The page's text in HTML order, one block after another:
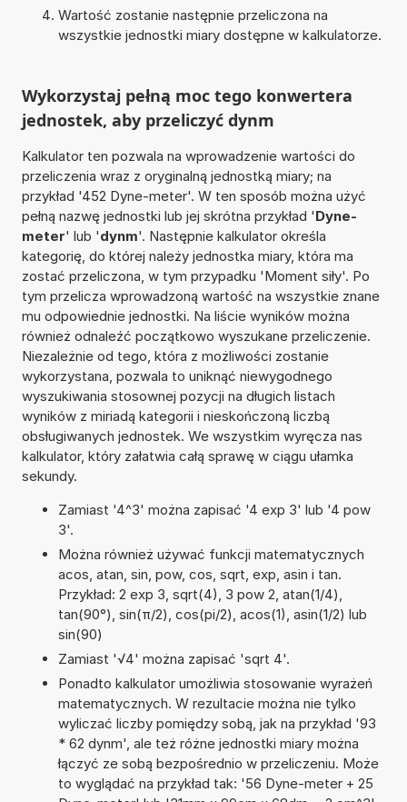
Wartość zostanie następnie przeliczona na
wszystkie jednostki miary dostępne w kalkulatorze.
Wykorzystaj pełną moc tego konwertera
jednostek, aby przeliczyć dynm
Kalkulator ten pozwala na wprowadzenie wartości do
przeliczenia wraz z oryginalną jednostką miary; na
przykład '452 Dyne-meter'. W ten sposób można użyć
pełną nazwę jednostki lub jej skrótna przykład 'Dyne-
meter' lub 'dynm'. Następnie kalkulator określa
kategorię, do której należy jednostka miary, która ma
zostać przeliczona, w tym przypadku 'Moment siły'. Po
tym przelicza wprowadzoną wartość na wszystkie znane
mu odpowiednie jednostki. Na liście wyników można
również odnaleźć początkowo wyszukane przeliczenie.
Niezależnie od tego, która z możliwości zostanie
wykorzystana, pozwala to uniknąć niewygodnego
wyszukiwania stosownej pozycji na długich listach
wyników z miriadą kategorii i nieskończoną liczbą
obsługiwanych jednostek. We wszystkim wyręcza nas
kalkulator, który załatwia całą sprawę w ciągu ułamka
sekundy.
Zamiast '4^3' można zapisać '4 exp 3' lub '4 pow
3'.
Można również używać funkcji matematycznych
acos, atan, sin, pow, cos, sqrt, exp, asin i tan.
Przykład: 2 exp 3, sqrt(4), 3 pow 2, atan(1/4),
tan(90°), sin(π/2), cos(pi/2), acos(1), asin(1/2) lub
sin(90)
Zamiast '√4' można zapisać 'sqrt 4'.
Ponadto kalkulator umożliwia stosowanie wyrażeń
matematycznych. W rezultacie można nie tylko
wyliczać liczby pomiędzy sobą, jak na przykład '93
* 62 dynm', ale też różne jednostki miary można
łączyć ze sobą bezpośrednio w przeliczeniu. Może
to wyglądać na przykład tak: '56 Dyne-meter + 25